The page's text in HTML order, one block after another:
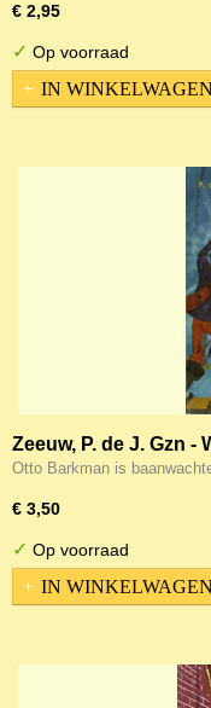
€ 2,95
✓ Op voorraad
IN WINKELWAGEN
Zeeuw, P. de J. Gzn -
Otto Barkman is
€ 3,50
✓ Op voorraad
IN WINKELWAGEN